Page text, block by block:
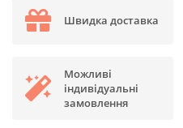
Швидка доставка
Можливі
індивідуальні
замовлення